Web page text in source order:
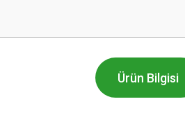
Ürün Bilgisi